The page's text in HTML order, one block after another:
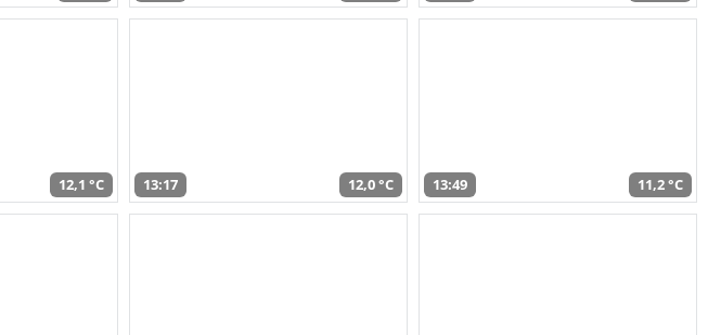
12,1 °C 13:17 12,0 °C 13:49 11,2 °C